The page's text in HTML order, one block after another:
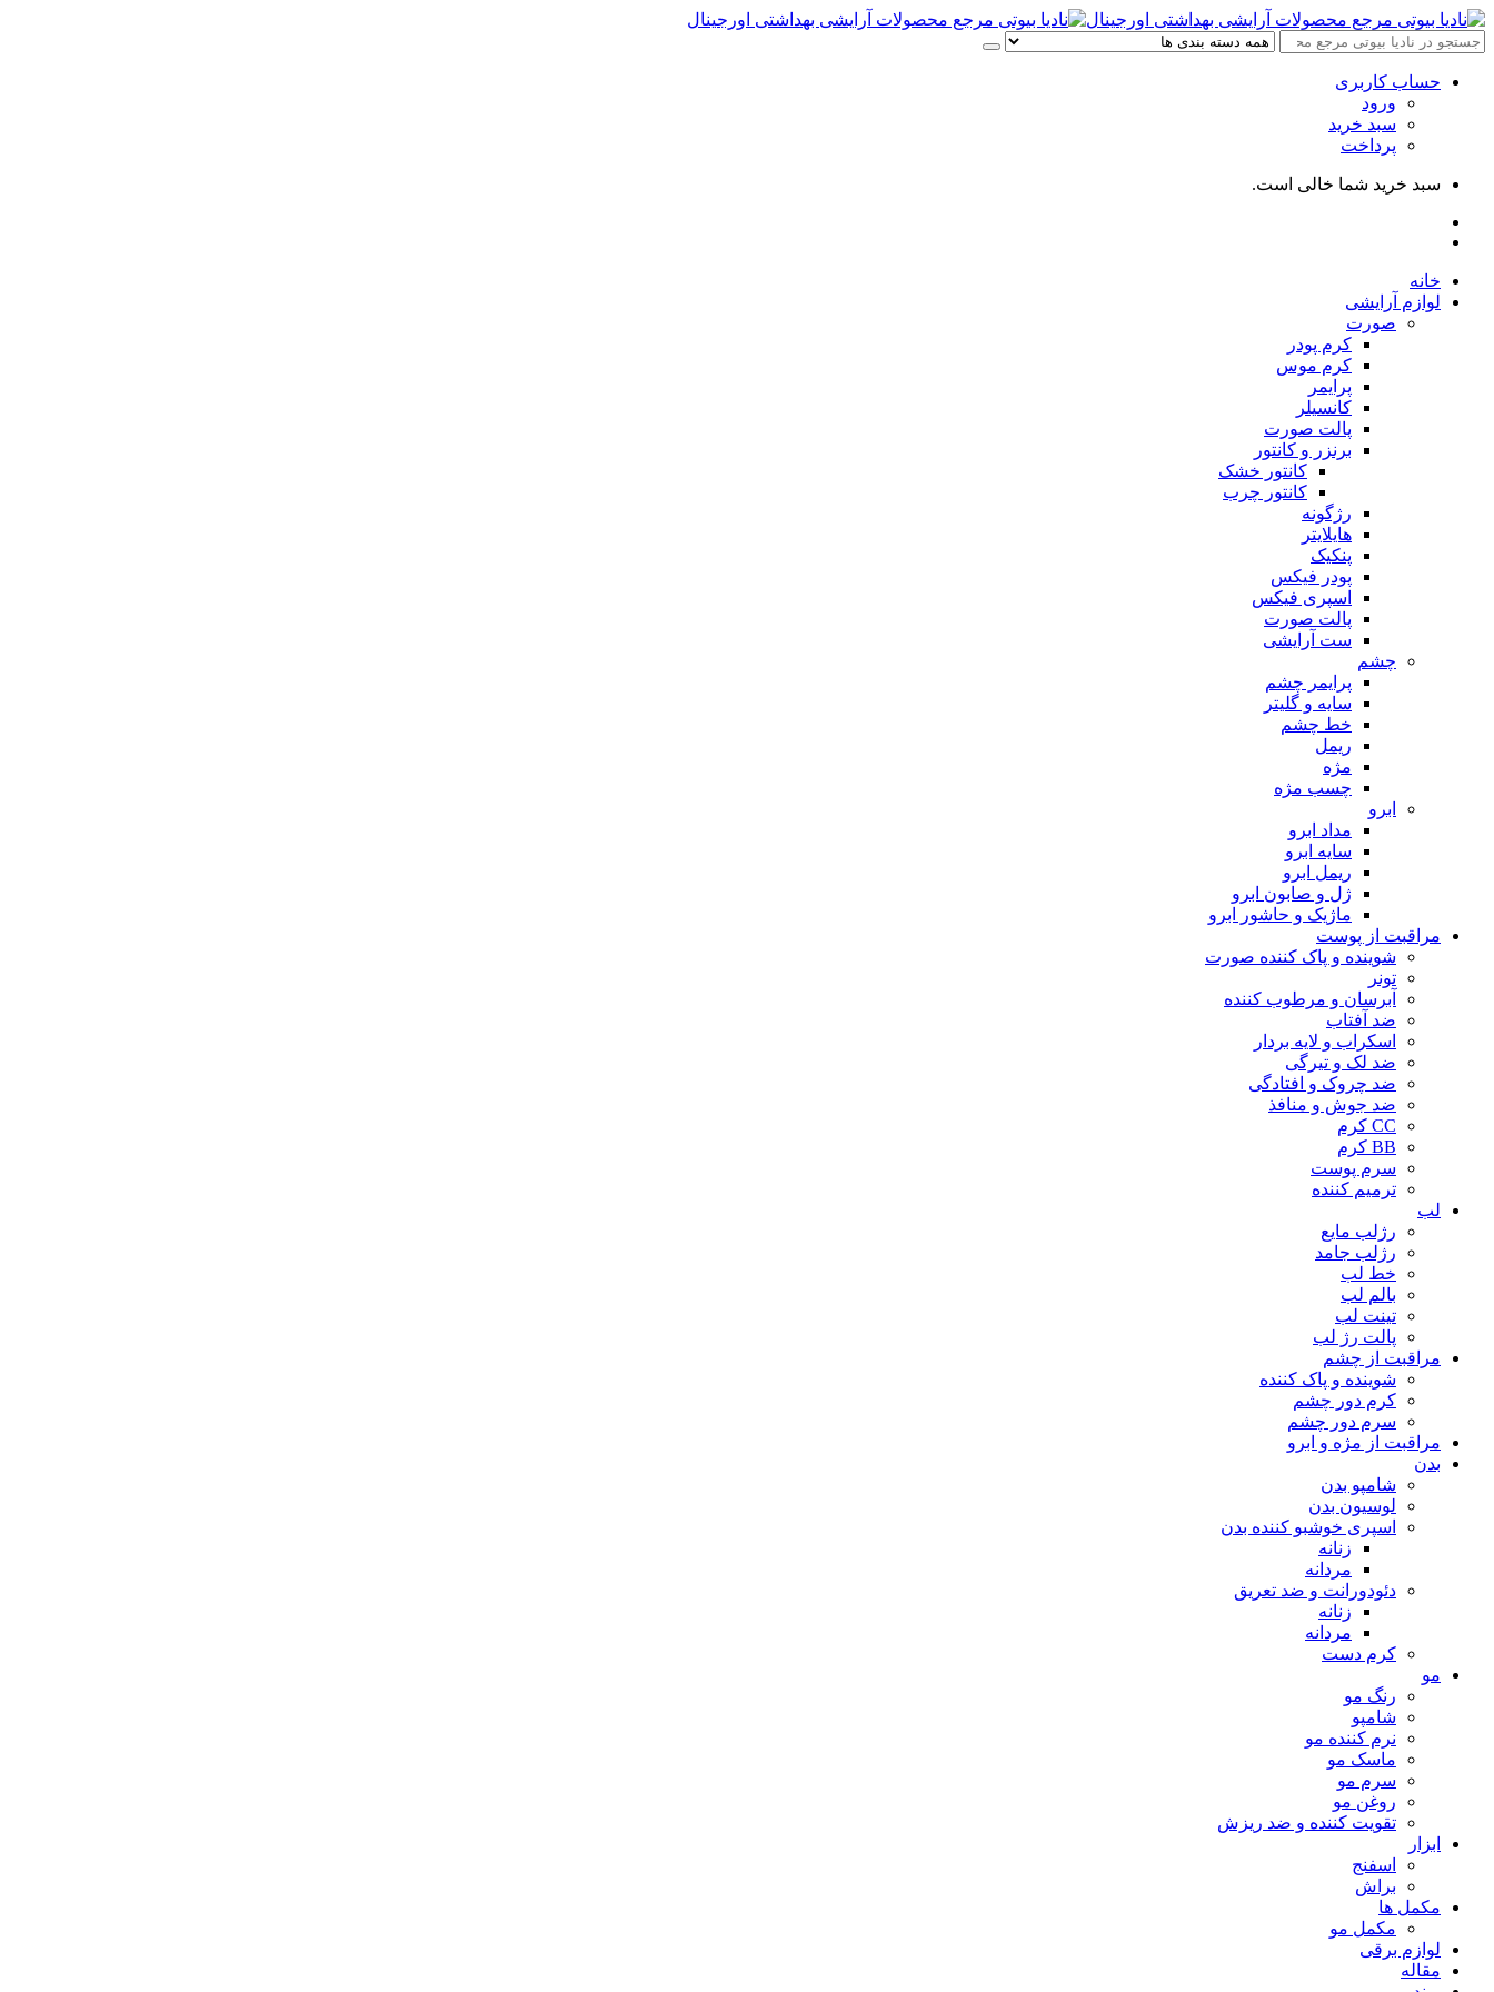
حساب کاربری
ورود
سبد خرید
پرداخت
سبد خرید شما خالی است.
خانه
لوازم آرایشی
صورت
کرم پودر
کرم موس
پرایمر
کانسیلر
پالت صورت
برنزر و کانتور
کانتور خشک
کانتور چرب
رژگونه
هایلایتر
پنکیک
پودر فیکس
اسپری فیکس
پالت صورت
ست آرایشی
چشم
پرایمر چشم
سایه و گلیتر
خط چشم
ریمل
مژه
چسب مژه
ابرو
مداد ابرو
سایه ابرو
ریمل ابرو
ژل و صابون ابرو
ماژیک و حاشور ابرو
مراقبت از پوست
شوینده و پاک کننده صورت
تونر
آبرسان و مرطوب کننده
ضد آفتاب
اسکراب و لایه بردار
ضد لک و تیرگی
ضد چروک و افتادگی
ضد جوش و منافذ
CC کرم
BB کرم
سرم پوست
ترمیم کننده
لب
رژلب مایع
رژلب جامد
خط لب
بالم لب
تینت لب
پالت رژ لب
مراقبت از چشم
شوینده و پاک کننده
کرم دور چشم
سرم دور چشم
مراقبت از مژه و ابرو
بدن
شامپو بدن
لوسیون بدن
اسپری خوشبو کننده بدن
زنانه
مردانه
دئودورانت و ضد تعریق
زنانه
مردانه
کرم دست
مو
رنگ مو
شامپو
نرم کننده مو
ماسک مو
سرم مو
روغن مو
تقویت کننده و ضد ریزش
ابزار
اسفنج
براش
مکمل ها
مکمل مو
لوازم برقی
مقاله